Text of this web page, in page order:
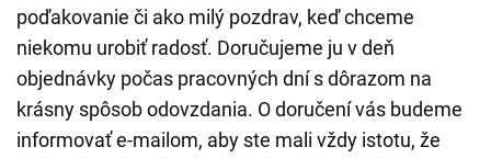
poďakovanie či ako milý pozdrav, keď chceme
niekomu urobiť radosť. Doručujeme ju v deň
objednávky počas pracovných dní s dôrazom na
krásny spôsob odovzdania. O doručení vás budeme
informovať e-mailom, aby ste mali vždy istotu, že